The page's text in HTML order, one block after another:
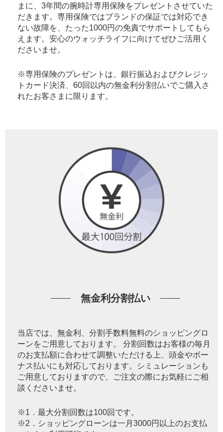
まに、3年間の腕時計専用保険をプレゼントさせていた
だきます。専用保険ではブランドの保証では対応でき
ない故障を、たった1000円の免責でサポートしてもら
えます。安心のウォッチライフに向けてぜひご活用く
ださいませ。
※専用保険のプレゼントは、銀行振込およびクレジッ
トカード決済、60回以内の無金利分割払いでご購入さ
れたお客さまに限ります。
無金利分割払い
当店では、無金利、分割手数料無料のショッピングロ
ーンをご用意しております。 分割回数はお客様の毎月
のお支払額に合わせて調整いただける上、頭金やボー
ナス払いにも対応しております。シミュレーションも
ご用意しておりますので、ご注文の際にお気軽にご相
談くださいませ。
※1．最大分割回数は100回です。
※2．ショッピングローンは一月3000円以上のお支払